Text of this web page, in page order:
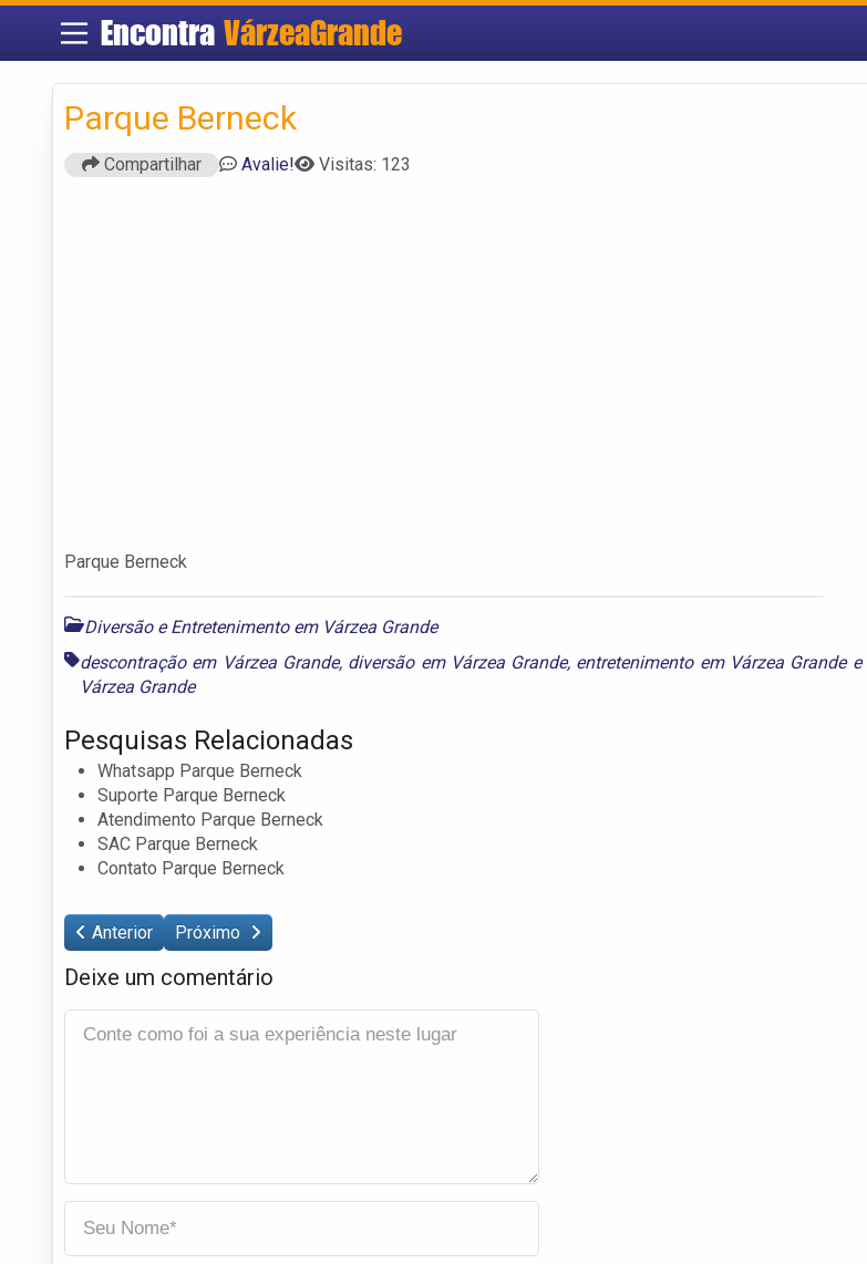
Encontra VárzeaGrande
Parque Berneck
Compartilhar Avalie! Visitas: 123
Parque Berneck
Diversão e Entretenimento em Várzea Grande
descontração em Várzea Grande, diversão em Várzea Grande, entretenimento em Várzea Grandee
Várzea Grande
Pesquisas Relacionadas
Whatsapp Parque Berneck
Suporte Parque Berneck
Atendimento Parque Berneck
SAC Parque Berneck
Contato Parque Berneck
Anterior Próximo
Deixe um comentário